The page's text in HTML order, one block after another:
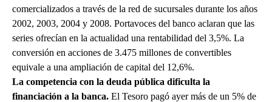
comercializados a través de la red de sucursales durante los años
2002, 2003, 2004 y 2008. Portavoces del banco aclaran que las
series ofrecían en la actualidad una rentabilidad del 3,5%. La
conversión en acciones de 3.475 millones de convertibles
equivale a una ampliación de capital del 12,6%.
La competencia con la deuda pública dificulta la
financiación a la banca. El Tesoro pagó ayer más de un 5% de